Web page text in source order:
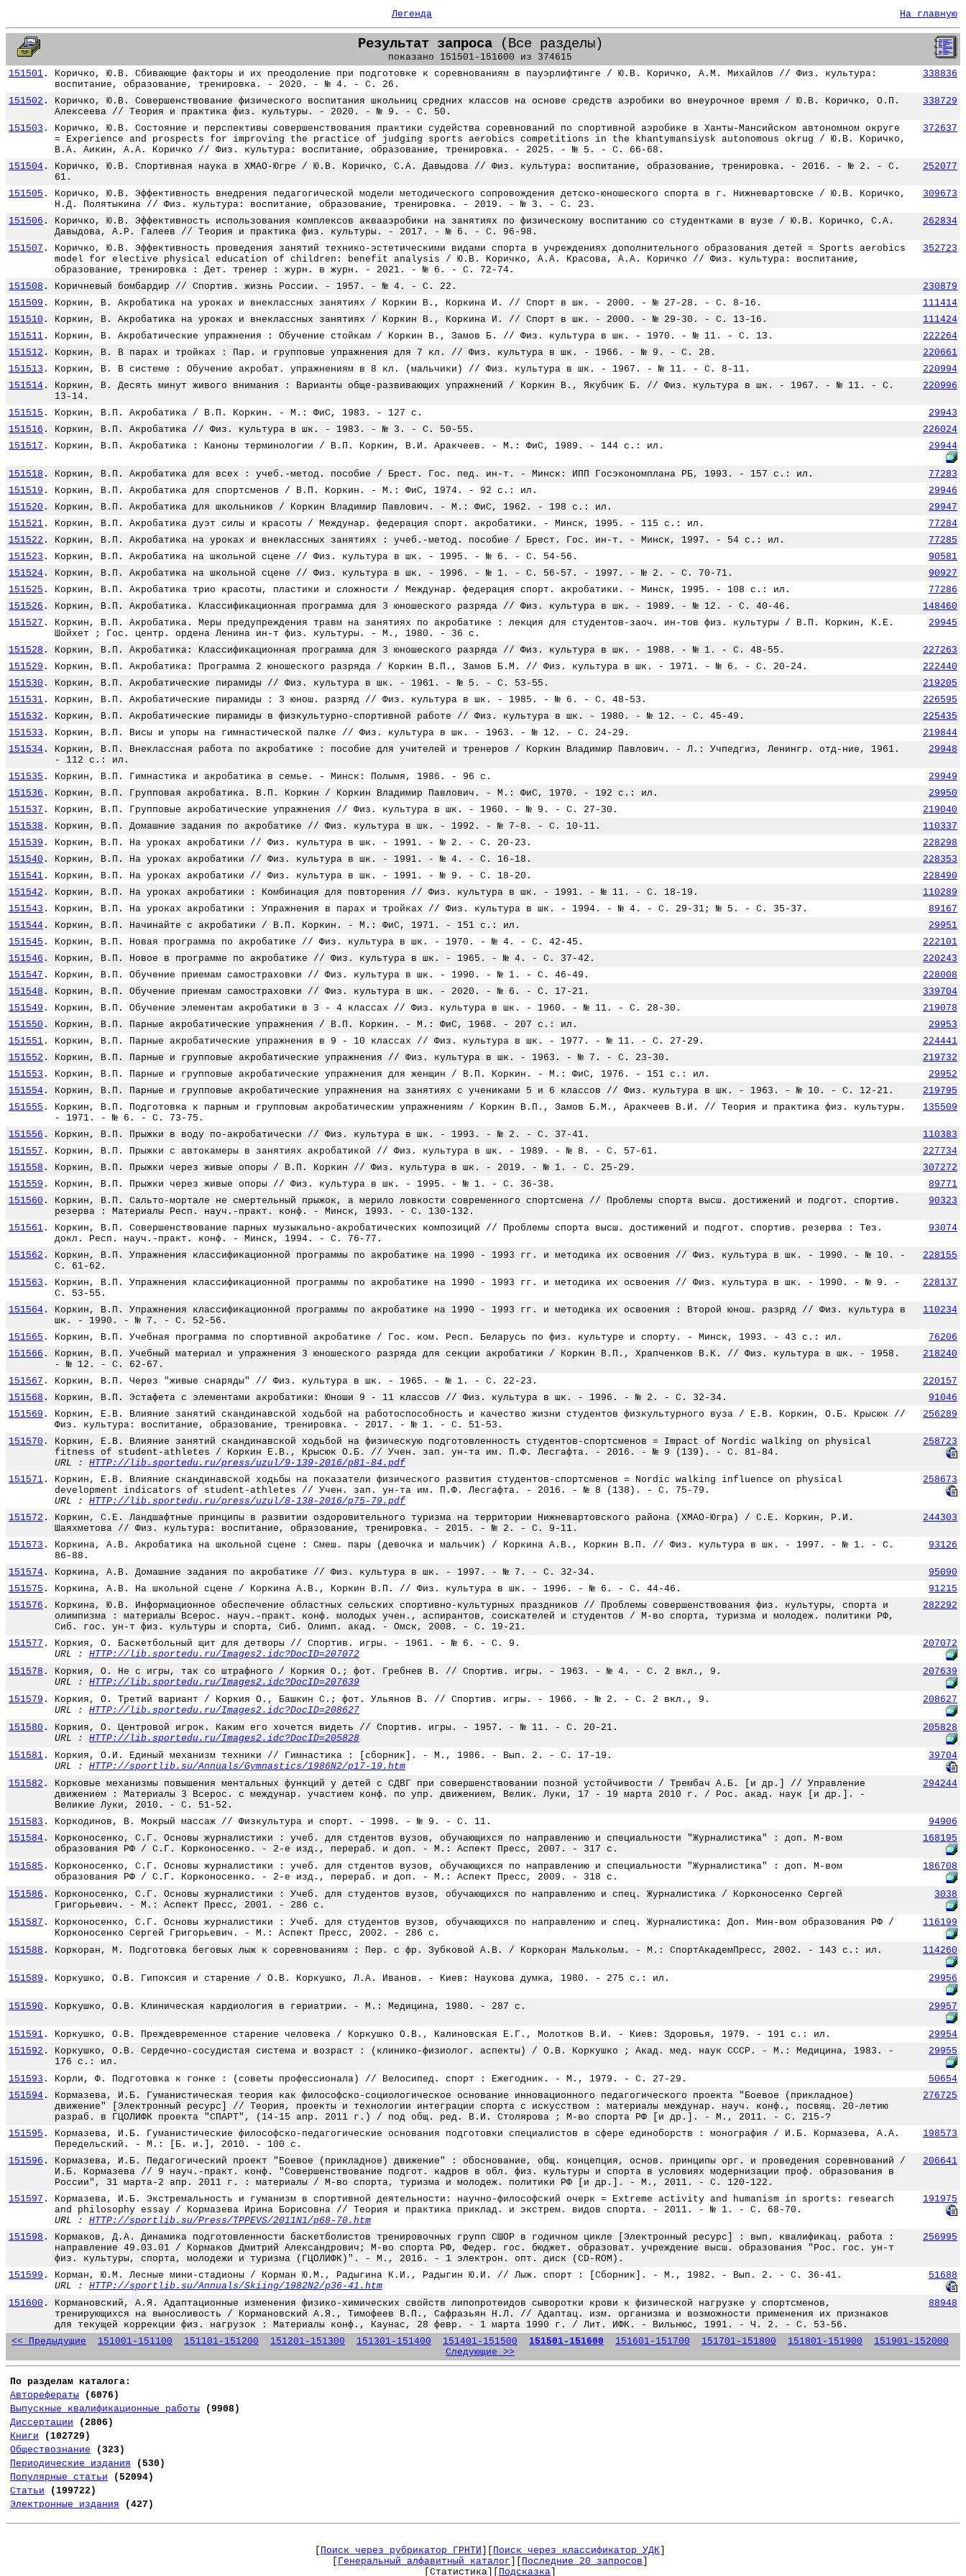
Легенда На главную
Результат запроса(Все разделы)
показано 151501-151600 из 374615
151501 .
Коричко, Ю.В. Сбивающие факторы и их преодоление при подготовке к соревнованиям в пауэрлифтинге / Ю.В. Коричко, А.М. Михайлов // Физ. культура:
воспитание, образование, тренировка. - 2020. - № 4. - С. 26.
338836
151502 .
Коричко, Ю.В. Совершенствование физического воспитания школьниц средних классов на основе средств аэробики во внеурочное время / Ю.В. Коричко, О.П.
Алексеева // Теория и практика физ. культуры. - 2020. - № 9. - С. 50.
338729
151503 .
Коричко, Ю.В. Состояние и перспективы совершенствования практики судейства соревнований по спортивной аэробике в Ханты-Мансийском автономном округе
= Experience and prospects for improving the practice of judging sports aerobics competitions in the khantymansiysk autonomous okrug / Ю.В. Коричко,
В.А. Аикин, А.А. Коричко // Физ. культура: воспитание, образование, тренировка. - 2025. - № 5. - С. 66-68.
372637
151504 .
Коричко, Ю.В. Спортивная наука в ХМАО-Югре / Ю.В. Коричко, С.А. Давыдова // Физ. культура: воспитание, образование, тренировка. - 2016. - № 2. - С.
61.
252077
151505 .
Коричко, Ю.В. Эффективность внедрения педагогической модели методического сопровождения детско-юношеского спорта в г. Нижневартовске / Ю.В. Коричко,
Н.Д. Полятыкина // Физ. культура: воспитание, образование, тренировка. - 2019. - № 3. - С. 23.
309673
151506 .
Коричко, Ю.В. Эффективность использования комплексов аквааэробики на занятиях по физическому воспитанию со студентками в вузе / Ю.В. Коричко, С.А.
Давыдова, А.Р. Галеев // Теория и практика физ. культуры. - 2017. - № 6. - С. 96-98.
262834
151507 .
Коричко, Ю.В. Эффективность проведения занятий технико-эстетическими видами спорта в учреждениях дополнительного образования детей = Sports aerobics
model for elective physical education of children: benefit analysis / Ю.В. Коричко, А.А. Красова, А.А. Коричко // Физ. культура: воспитание,
образование, тренировка : Дет. тренер : журн. в журн. - 2021. - № 6. - С. 72-74.
352723
151508 . Коричневый бомбардир // Спортив. жизнь России. - 1957. - № 4. - С. 22.
230879
151509 . Коркин, В. Акробатика на уроках и внеклассных занятиях / Коркин В., Коркина И. // Спорт в шк. - 2000. - № 27-28. - С. 8-16.
111414
151510 . Коркин, В. Акробатика на уроках и внеклассных занятиях / Коркин В., Коркина И. // Спорт в шк. - 2000. - № 29-30. - С. 13-16.
111424
151511 . Коркин, В. Акробатические упражнения : Обучение стойкам / Коркин В., Замов Б. // Физ. культура в шк. - 1970. - № 11. - С. 13.
222264
151512 . Коркин, В. В парах и тройках : Пар. и групповые упражнения для 7 кл. // Физ. культура в шк. - 1966. - № 9. - С. 28.
220661
151513 . Коркин, В. В системе : Обучение акробат. упражнениям в 8 кл. (мальчики) // Физ. культура в шк. - 1967. - № 11. - С. 8-11.
220994
151514 .
Коркин, В. Десять минут живого внимания : Варианты обще-развивающих упражнений / Коркин В., Якубчик Б. // Физ. культура в шк. - 1967. - № 11. - С.
13-14.
220996
151515 . Коркин, В.П. Акробатика / В.П. Коркин. - М.: ФиС, 1983. - 127 с.
29943
151516 . Коркин, В.П. Акробатика // Физ. культура в шк. - 1983. - № 3. - С. 50-55.
226024
151517 . Коркин, В.П. Акробатика : Каноны терминологии / В.П. Коркин, В.И. Аракчеев. - М.: ФиС, 1989. - 144 с.: ил. 29944
151518 . Коркин, В.П. Акробатика для всех : учеб.-метод. пособие / Брест. Гос. пед. ин-т. - Минск: ИПП Госэкономплана РБ, 1993. - 157 с.: ил.
77283
151519 . Коркин, В.П. Акробатика для спортсменов / В.П. Коркин. - М.: ФиС, 1974. - 92 с.: ил.
29946
151520 . Коркин, В.П. Акробатика для школьников / Коркин Владимир Павлович. - М.: ФиС, 1962. - 198 с.: ил.
29947
151521 . Коркин, В.П. Акробатика дуэт силы и красоты / Междунар. федерация спорт. акробатики. - Минск, 1995. - 115 с.: ил.
77284
151522 . Коркин, В.П. Акробатика на уроках и внеклассных занятиях : учеб.-метод. пособие / Брест. Гос. ин-т. - Минск, 1997. - 54 с.: ил.
77285
151523 . Коркин, В.П. Акробатика на школьной сцене // Физ. культура в шк. - 1995. - № 6. - С. 54-56.
90581
151524 . Коркин, В.П. Акробатика на школьной сцене // Физ. культура в шк. - 1996. - № 1. - С. 56-57. - 1997. - № 2. - С. 70-71.
90927
151525 . Коркин, В.П. Акробатика трио красоты, пластики и сложности / Междунар. федерация спорт. акробатики. - Минск, 1995. - 108 с.: ил.
77286
151526 . Коркин, В.П. Акробатика. Классификационная программа для 3 юношеского разряда // Физ. культура в шк. - 1989. - № 12. - С. 40-46.
148460
151527 .
Коркин, В.П. Акробатика. Меры предупреждения травм на занятиях по акробатике : лекция для студентов-заоч. ин-тов физ. культуры / В.П. Коркин, К.Е.
Шойхет ; Гос. центр. ордена Ленина ин-т физ. культуры. - М., 1980. - 36 с.
29945
151528 . Коркин, В.П. Акробатика: Классификационная программа для 3 юношеского разряда // Физ. культура в шк. - 1988. - № 1. - С. 48-55.
227263
151529 . Коркин, В.П. Акробатика: Программа 2 юношеского разряда / Коркин В.П., Замов Б.М. // Физ. культура в шк. - 1971. - № 6. - С. 20-24.
222440
151530 . Коркин, В.П. Акробатические пирамиды // Физ. культура в шк. - 1961. - № 5. - С. 53-55.
219205
151531 . Коркин, В.П. Акробатические пирамиды : 3 юнош. разряд // Физ. культура в шк. - 1985. - № 6. - С. 48-53.
226595
151532 . Коркин, В.П. Акробатические пирамиды в физкультурно-спортивной работе // Физ. культура в шк. - 1980. - № 12. - С. 45-49.
225435
151533 . Коркин, В.П. Висы и упоры на гимнастической палке // Физ. культура в шк. - 1963. - № 12. - С. 24-29.
219844
151534 .
Коркин, В.П. Внеклассная работа по акробатике : пособие для учителей и тренеров / Коркин Владимир Павлович. - Л.: Учпедгиз, Ленингр. отд-ние, 1961.
- 112 с.: ил.
29948
151535 . Коркин, В.П. Гимнастика и акробатика в семье. - Минск: Полымя, 1986. - 96 с.
29949
151536 . Коркин, В.П. Групповая акробатика. В.П. Коркин / Коркин Владимир Павлович. - М.: ФиС, 1970. - 192 с.: ил.
29950
151537 . Коркин, В.П. Групповые акробатические упражнения // Физ. культура в шк. - 1960. - № 9. - С. 27-30.
219040
151538 . Коркин, В.П. Домашние задания по акробатике // Физ. культура в шк. - 1992. - № 7-8. - С. 10-11.
110337
151539 . Коркин, В.П. На уроках акробатики // Физ. культура в шк. - 1991. - № 2. - С. 20-23.
228298
151540 . Коркин, В.П. На уроках акробатики // Физ. культура в шк. - 1991. - № 4. - С. 16-18.
228353
151541 . Коркин, В.П. На уроках акробатики // Физ. культура в шк. - 1991. - № 9. - С. 18-20.
228490
151542 . Коркин, В.П. На уроках акробатики : Комбинация для повторения // Физ. культура в шк. - 1991. - № 11. - С. 18-19.
110289
151543 . Коркин, В.П. На уроках акробатики : Упражнения в парах и тройках // Физ. культура в шк. - 1994. - № 4. - С. 29-31; № 5. - С. 35-37.
89167
151544 . Коркин, В.П. Начинайте с акробатики / В.П. Коркин. - М.: ФиС, 1971. - 151 с.: ил.
29951
151545 . Коркин, В.П. Новая программа по акробатике // Физ. культура в шк. - 1970. - № 4. - С. 42-45.
222101
151546 . Коркин, В.П. Новое в программе по акробатике // Физ. культура в шк. - 1965. - № 4. - С. 37-42.
220243
151547 . Коркин, В.П. Обучение приемам самостраховки // Физ. культура в шк. - 1990. - № 1. - С. 46-49.
228008
151548 . Коркин, В.П. Обучение приемам самостраховки // Физ. культура в шк. - 2020. - № 6. - С. 17-21.
339704
151549 . Коркин, В.П. Обучение элементам акробатики в 3 - 4 классах // Физ. культура в шк. - 1960. - № 11. - С. 28-30.
219078
151550 . Коркин, В.П. Парные акробатические упражнения / В.П. Коркин. - М.: ФиС, 1968. - 207 с.: ил.
29953
151551 . Коркин, В.П. Парные акробатические упражнения в 9 - 10 классах // Физ. культура в шк. - 1977. - № 11. - С. 27-29.
224441
151552 . Коркин, В.П. Парные и групповые акробатические упражнения // Физ. культура в шк. - 1963. - № 7. - С. 23-30.
219732
151553 . Коркин, В.П. Парные и групповые акробатические упражнения для женщин / В.П. Коркин. - М.: ФиС, 1976. - 151 с.: ил.
29952
151554 . Коркин, В.П. Парные и групповые акробатические упражнения на занятиях с учениками 5 и 6 классов // Физ. культура в шк. - 1963. - № 10. - С. 12-21.
219795
151555 .
Коркин, В.П. Подготовка к парным и групповым акробатическим упражнениям / Коркин В.П., Замов Б.М., Аракчеев В.И. // Теория и практика физ. культуры.
- 1971. - № 6. - С. 73-75.
135509
151556 . Коркин, В.П. Прыжки в воду по-акробатически // Физ. культура в шк. - 1993. - № 2. - С. 37-41.
110383
151557 . Коркин, В.П. Прыжки с автокамеры в занятиях акробатикой // Физ. культура в шк. - 1989. - № 8. - С. 57-61.
227734
151558 . Коркин, В.П. Прыжки через живые опоры / В.П. Коркин // Физ. культура в шк. - 2019. - № 1. - С. 25-29.
307272
151559 . Коркин, В.П. Прыжки через живые опоры // Физ. культура в шк. - 1995. - № 1. - С. 36-38.
89771
151560 .
Коркин, В.П. Сальто-мортале не смертельный прыжок, а мерило ловкости современного спортсмена // Проблемы спорта высш. достижений и подгот. спортив.
резерва : Материалы Респ. науч.-практ. конф. - Минск, 1993. - С. 130-132.
90323
151561 .
Коркин, В.П. Совершенствование парных музыкально-акробатических композиций // Проблемы спорта высш. достижений и подгот. спортив. резерва : Тез.
докл. Респ. науч.-практ. конф. - Минск, 1994. - С. 76-77.
93074
151562 .
Коркин, В.П. Упражнения классификационной программы по акробатике на 1990 - 1993 гг. и методика их освоения // Физ. культура в шк. - 1990. - № 10. -
С. 61-62.
228155
151563 .
Коркин, В.П. Упражнения классификационной программы по акробатике на 1990 - 1993 гг. и методика их освоения // Физ. культура в шк. - 1990. - № 9. -
С. 53-55.
228137
151564 .
Коркин, В.П. Упражнения классификационной программы по акробатике на 1990 - 1993 гг. и методика их освоения : Второй юнош. разряд // Физ. культура в
шк. - 1990. - № 7. - С. 52-56.
110234
151565 . Коркин, В.П. Учебная программа по спортивной акробатике / Гос. ком. Респ. Беларусь по физ. культуре и спорту. - Минск, 1993. - 43 с.: ил.
76206
151566 .
Коркин, В.П. Учебный материал и упражнения 3 юношеского разряда для секции акробатики / Коркин В.П., Храпченков В.К. // Физ. культура в шк. - 1958.
- № 12. - С. 62-67.
218240
151567 . Коркин, В.П. Через "живые снаряды" // Физ. культура в шк. - 1965. - № 1. - С. 22-23.
220157
151568 . Коркин, В.П. Эстафета с элементами акробатики: Юноши 9 - 11 классов // Физ. культура в шк. - 1996. - № 2. - С. 32-34.
91046
151569 .
Коркин, Е.В. Влияние занятий скандинавской ходьбой на работоспособность и качество жизни студентов физкультурного вуза / Е.В. Коркин, О.Б. Крысюк //
Физ. культура: воспитание, образование, тренировка. - 2017. - № 1. - С. 51-53.
256289
151570 .
Коркин, Е.В. Влияние занятий скандинавской ходьбой на физическую подготовленность студентов-спортсменов = Impact of Nordic walking on physical
fitness of student-athletes / Коркин Е.В., Крысюк О.Б. // Учен. зап. ун-та им. П.Ф. Лесгафта. - 2016. - № 9 (139). - С. 81-84.
URL : HTTP://lib.sportedu.ru/press/uzul/9-139-2016/p81-84.pdf
258723
151571 .
Коркин, Е.В. Влияние скандинавской ходьбы на показатели физического развития студентов-спортсменов = Nordic walking influence on physical
development indicators of student-athletes // Учен. зап. ун-та им. П.Ф. Лесгафта. - 2016. - № 8 (138). - С. 75-79.
URL : HTTP://lib.sportedu.ru/press/uzul/8-138-2016/p75-79.pdf
258673
151572 .
Коркин, С.Е. Ландшафтные принципы в развитии оздоровительного туризма на территории Нижневартовского района (ХМАО-Югра) / С.Е. Коркин, Р.И.
Шаяхметова // Физ. культура: воспитание, образование, тренировка. - 2015. - № 2. - С. 9-11.
244303
151573 .
Коркина, А.В. Акробатика на школьной сцене : Смеш. пары (девочка и мальчик) / Коркина А.В., Коркин В.П. // Физ. культура в шк. - 1997. - № 1. - С.
86-88.
93126
151574 . Коркина, А.В. Домашние задания по акробатике // Физ. культура в шк. - 1997. - № 7. - С. 32-34.
95090
151575 . Коркина, А.В. На школьной сцене / Коркина А.В., Коркин В.П. // Физ. культура в шк. - 1996. - № 6. - С. 44-46.
91215
151576 .
Коркина, Ю.В. Информационное обеспечение областных сельских спортивно-культурных праздников // Проблемы совершенствования физ. культуры, спорта и
олимпизма : материалы Всерос. науч.-практ. конф. молодых учен., аспирантов, соискателей и студентов / М-во спорта, туризма и молодеж. политики РФ,
Сиб. гос. ун-т физ. культуры и спорта, Сиб. Олимп. акад. - Омск, 2008. - С. 19-21.
282292
151577 .
Коркия, О. Баскетбольный щит для детворы // Спортив. игры. - 1961. - № 6. - С. 9.
URL : HTTP://lib.sportedu.ru/Images2.idc?DocID=207072
207072
151578 .
Коркия, О. Не с игры, так со штрафного / Коркия О.; фот. Гребнев В. // Спортив. игры. - 1963. - № 4. - С. 2 вкл., 9.
URL : HTTP://lib.sportedu.ru/Images2.idc?DocID=207639
207639
151579 .
Коркия, О. Третий вариант / Коркия О., Башкин С.; фот. Ульянов В. // Спортив. игры. - 1966. - № 2. - С. 2 вкл., 9.
URL : HTTP://lib.sportedu.ru/Images2.idc?DocID=208627
208627
151580 .
Коркия, О. Центровой игрок. Каким его хочется видеть // Спортив. игры. - 1957. - № 11. - С. 20-21.
URL : HTTP://lib.sportedu.ru/Images2.idc?DocID=205828
205828
151581 .
Коркия, О.И. Единый механизм техники // Гимнастика : [сборник]. - М., 1986. - Вып. 2. - С. 17-19.
URL : HTTP://sportlib.su/Annuals/Gymnastics/1986N2/p17-19.htm
39704
151582 .
Корковые механизмы повышения ментальных функций у детей с СДВГ при совершенствовании позной устойчивости / Трембач А.Б. [и др.] // Управление
движением : Материалы 3 Всерос. с междунар. участием конф. по упр. движением, Велик. Луки, 17 - 19 марта 2010 г. / Рос. акад. наук [и др.]. -
Великие Луки, 2010. - С. 51-52.
294244
151583 . Коркодинов, В. Мокрый массаж // Физкультура и спорт. - 1998. - № 9. - С. 11.
94906
151584 .
Корконосенко, С.Г. Основы журналистики : учеб. для стдентов вузов, обучающихся по направлению и специальности "Журналистика" : доп. М-вом
образования РФ / С.Г. Корконосенко. - 2-е изд., перераб. и доп. - М.: Аспект Пресс, 2007. - 317 с.
168195
151585 .
Корконосенко, С.Г. Основы журналистики : учеб. для стдентов вузов, обучающихся по направлению и специальности "Журналистика" : доп. М-вом
образования РФ / С.Г. Корконосенко. - 2-е изд., перераб. и доп. - М.: Аспект Пресс, 2009. - 318 с.
186708
151586 .
Корконосенко, С.Г. Основы журналистики : Учеб. для студентов вузов, обучающихся по направлению и спец. Журналистика / Корконосенко Сергей
Григорьевич. - М.: Аспект Пресс, 2001. - 286 с.
3038
151587 .
Корконосенко, С.Г. Основы журналистики : Учеб. для студентов вузов, обучающихся по направлению и спец. Журналистика: Доп. Мин-вом образования РФ /
Корконосенко Сергей Григорьевич. - М.: Аспект Пресс, 2002. - 286 с.
116199
151588 . Коркоран, М. Подготовка беговых лыж к соревнованиям : Пер. с фр. Зубковой А.В. / Коркоран Малькольм. - М.: СпортАкадемПресс, 2002. - 143 с.: ил. 114260
151589 . Коркушко, О.В. Гипоксия и старение / О.В. Коркушко, Л.А. Иванов. - Киев: Наукова думка, 1980. - 275 с.: ил. 29956
151590 . Коркушко, О.В. Клиническая кардиология в гериатрии. - М.: Медицина, 1980. - 287 с. 29957
151591 . Коркушко, О.В. Преждевременное старение человека / Коркушко О.В., Калиновская Е.Г., Молотков В.И. - Киев: Здоровья, 1979. - 191 с.: ил.
29954
151592 .
Коркушко, О.В. Сердечно-сосудистая система и возраст : (клинико-физиолог. аспекты) / О.В. Коркушко ; Акад. мед. наук СССР. - М.: Медицина, 1983. -
176 с.: ил.
29955
151593 . Корли, Ф. Подготовка к гонке : (советы профессионала) // Велосипед. спорт : Ежегодник. - М., 1979. - С. 27-29.
50654
151594 .
Кормазева, И.Б. Гуманистическая теория как философско-социологическое основание инновационного педагогического проекта "Боевое (прикладное)
движение" [Электронный ресурс] // Теория, проекты и технологии интеграции спорта с искусством : материалы междунар. науч. конф., посвящ. 20-летию
разраб. в ГЦОЛИФК проекта "СПАРТ", (14-15 апр. 2011 г.) / под общ. ред. В.И. Столярова ; М-во спорта РФ [и др.]. - М., 2011. - С. 215-?
276725
151595 .
Кормазева, И.Б. Гуманистические философско-педагогические основания подготовки специалистов в сфере единоборств : монография / И.Б. Кормазева, А.А.
Передельский. - М.: [Б. и.], 2010. - 100 с.
198573
151596 .
Кормазева, И.Б. Педагогический проект "Боевое (прикладное) движение" : обоснование, общ. концепция, основ. принципы орг. и проведения соревнований /
И.Б. Кормазева // 9 науч.-практ. конф. "Совершенствование подгот. кадров в обл. физ. культуры и спорта в условиях модернизации проф. образования в
России", 31 марта-2 апр. 2011 г. : материалы / М-во спорта, туризма и молодеж. политики РФ [и др.]. - М., 2011. - С. 120-122.
206641
151597 .
Кормазева, И.Б. Экстремальность и гуманизм в спортивной деятельности: научно-философский очерк = Extreme activity and humanism in sports: research
and philosophy essay / Кормазева Ирина Борисовна // Теория и практика приклад. и экстрем. видов спорта. - 2011. - № 1. - С. 68-70.
URL : HTTP://sportlib.su/Press/TPPEVS/2011N1/p68-70.htm
191975
151598 .
Кормаков, Д.А. Динамика подготовленности баскетболистов тренировочных групп СШОР в годичном цикле [Электронный ресурс] : вып. квалификац. работа :
направление 49.03.01 / Кормаков Дмитрий Александрович; М-во спорта РФ, Федер. гос. бюджет. образоват. учреждение высш. образования "Рос. гос. ун-т
физ. культуры, спорта, молодежи и туризма (ГЦОЛИФК)". - М., 2016. - 1 электрон. опт. диск (CD-ROM).
256995
151599 .
Корман, Ю.М. Лесные мини-стадионы / Корман Ю.М., Радыгина К.И., Радыгин Ю.И. // Лыж. спорт : [Сборник]. - М., 1982. - Вып. 2. - С. 36-41.
URL : HTTP://sportlib.su/Annuals/Skiing/1982N2/p36-41.htm
51688
151600 .
Кормановский, А.Я. Адаптационные изменения физико-химических свойств липопротеидов сыворотки крови к физической нагрузке у спортсменов,
тренирующихся на выносливость / Кормановский А.Я., Тимофеев В.П., Сафразьян Н.Л. // Адаптац. изм. организма и возможности применения их признаков
для текущей коррекции физ. нагрузок : Материалы конф., Каунас, 28 февр. - 1 марта 1990 г. / Лит. ИФК. - Вильнюс, 1991. - Ч. 2. - С. 53-56.
88948
<< Предыдущие 151001-151100 151101-151200 151201-151300 151301-151400 151401-151500 151501-151600 151601-151700 151701-151800 151801-151900
151901-152000
Следующие >>
По разделам каталога:
Авторефераты
(6076)
Выпускные квалификационные работы
(9908)
Диссертации
(2806)
Книги
(102729)
Обществознание
(323)
Периодические издания
(530)
Популярные статьи
(52094)
Статьи
(199722)
Электронные издания
(427)
[ Поиск через рубрикатор ГРНТИ][ Поиск через классификатор УДК]
[ Генеральный алфавитный каталог][ Последние 20 запросов]
[Статистика][ Подсказка]